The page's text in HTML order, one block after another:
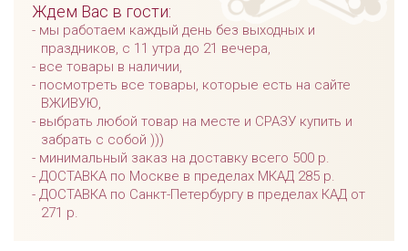
Ждем Вас в гости:
мы работаем каждый день без выходных и
праздников, с 11 утра до 21 вечера,
все товары в наличии,
посмотреть все товары, которые есть на сайте
ВЖИВУЮ,
выбрать любой товар на месте и СРАЗУ купить и
забрать с собой )))
минимальный заказ на доставку всего 500 р.
ДОСТАВКА по Москве в пределах МКАД 285 р.
ДОСТАВКА по Санкт-Петербургу в пределах КАД от
271 р.